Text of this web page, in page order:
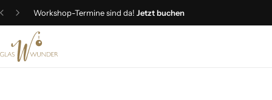
Workshop-Termine sind da! Jetzt buchen
Christbaumschmuck